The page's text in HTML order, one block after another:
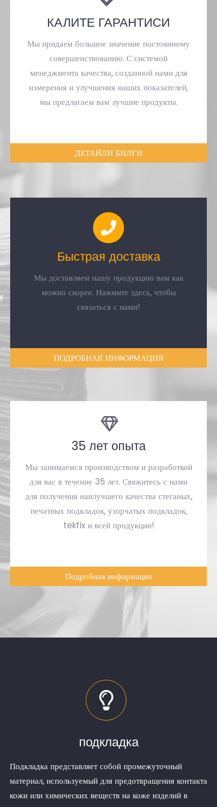
КАЛИТЕ ГАРАНТИСИ
Мы придаем большое значение постоянному
совершенствованию. С системой
менеджмента качества, созданной нами для
измерения и улучшения наших показателей,
мы предлагаем вам лучшие продукты.
ДЕТАЙЛИ БИЛГИ
Быстрая доставка
Мы доставляем нашу продукцию вам как
можно скорее. Нажмите здесь, чтобы
связаться с нами!
ПОДРОБНАЯ ИНФОРМАЦИЯ
35 лет опыта
Мы занимаемся производством и разработкой
для вас в течение 35 лет. Свяжитесь с нами
для получения наилучшего качества стеганых,
печатных подкладок, узорчатых подкладок,
tekfix и всей продукции!
Подробная информация
подкладка
Подкладка представляет собой промежуточный
материал, используемый для предотвращения контакта
кожи или химических веществ на коже изделий в